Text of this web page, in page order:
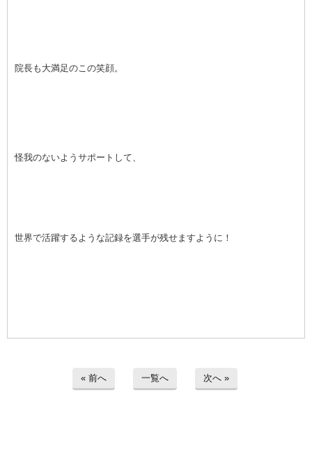
院長も大満足のこの笑顔。
怪我のないようサポートして、
世界で活躍するような記録を選手が残せますように！
« 前へ 一覧へ 次へ »